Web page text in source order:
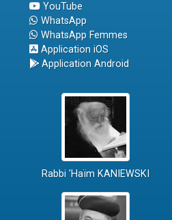
YouTube
WhatsApp
WhatsApp Femmes
Application iOS
Application Android
Rabbi 'Haïm KANIEWSKI